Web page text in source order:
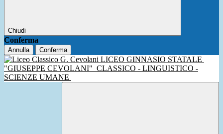
Chiudi
Conferma
Annulla Conferma
LICEO GINNASIO STATALE
"GIUSEPPE CEVOLANI" CLASSICO - LINGUISTICO -
SCIENZE UMANE